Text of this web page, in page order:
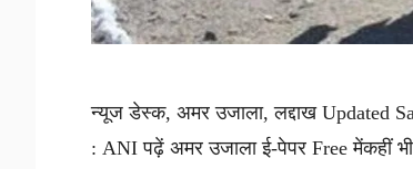
न्यूज डेस्क, अमर उजाला, लद्दाख Updated
: ANI पढ़ें अमर उजाला ई-पेपर Free मेंकहीं